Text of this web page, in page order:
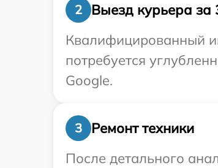
2
Выезд курьера за
Квалифицированный
потребуется
Google.
3
Ремонт техники
После детального